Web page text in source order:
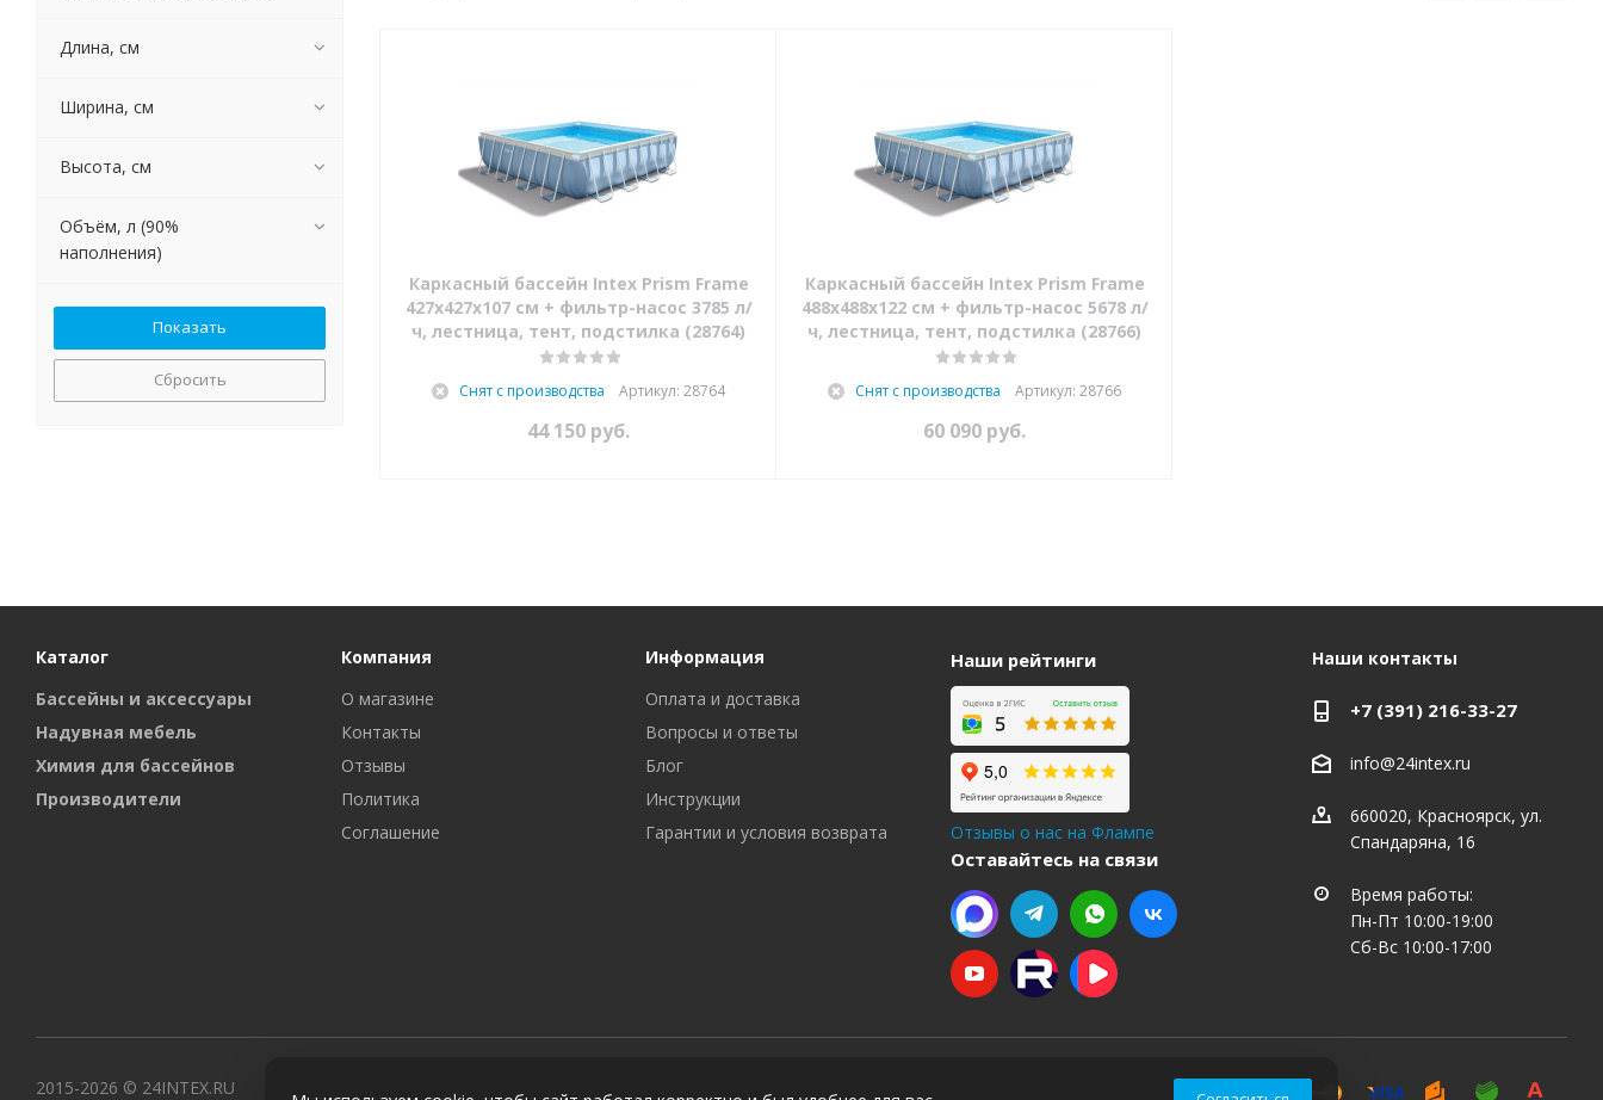
Каркасный бассейн Intex Prism Frame
427х427х107 см + фильтр-насос 3785 л/
ч, лестница, тент, подстилка (28764)
Снят с производства Артикул: 28764
44 150 руб.
Каркасный бассейн Intex Prism Frame
488х488х122 см + фильтр-насос 5678 л/
ч, лестница, тент, подстилка (28766)
Снят с производства Артикул: 28766
60 090 руб.
Длина, см
Ширина, см
Высота, см
Объём, л (90%
наполнения)
Сбросить
Каталог
Бассейны и аксессуары
Надувная мебель
Химия для бассейнов
Производители
Компания
О магазине
Контакты
Отзывы
Политика
Соглашение
Информация
Оплата и доставка
Вопросы и ответы
Блог
Инструкции
Гарантии и условия возврата
Наши рейтинги
Отзывы о нас на Флампе
Оставайтесь на связи
Наши контакты
+7 (391) 216-33-27
info@24intex.ru
660020, Красноярск, ул.
Спандаряна, 16
Время работы:
Пн-Пт 10:00-19:00
Сб-Вс 10:00-17:00
2015-2026 © 24INTEX.RU